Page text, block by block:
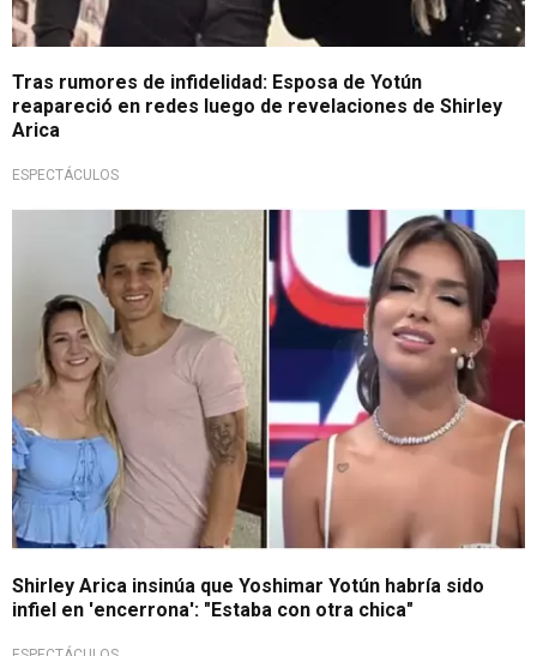
Tras rumores de infidelidad: Esposa de Yotún
reapareció en redes luego de revelaciones de Shirley
Arica
ESPECTÁCULOS
¡Qué fuerte!
Shirley Arica insinúa que Yoshimar Yotún habría sido
infiel en 'encerrona': "Estaba con otra chica"